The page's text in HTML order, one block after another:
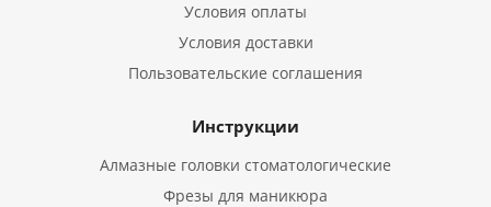
Условия оплаты
Условия доставки
Пользовательские соглашения
Инструкции
Алмазные головки стоматологические
Фрезы для маникюра